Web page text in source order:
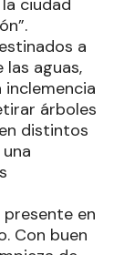
ciudad
a
aguas,
árboles
distintos
presente en
Con buen